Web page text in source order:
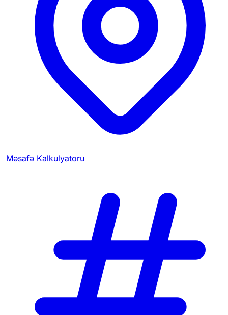
Məsafə Kalkulyatoru